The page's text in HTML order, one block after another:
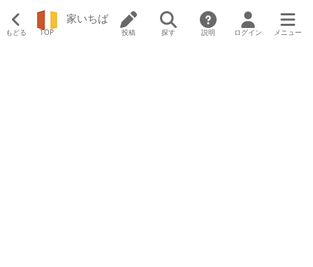
もどる TOP
家いちば
投稿 探す 説明 ログイン メニュー